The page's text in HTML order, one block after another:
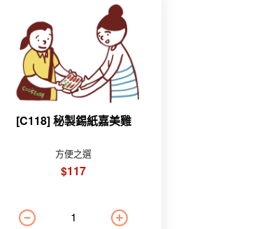
[C118] 秘製錫紙嘉美雞
方便之選
$117